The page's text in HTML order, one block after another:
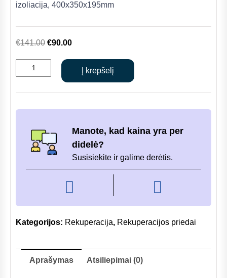
izoliacija, 400x350x195mm
€141.00 Original
was:
€141.00.
€90.00Current
produkto
kiekis:
8x75
Į krepšelį
Manote, kad kaina yra per
didelė?
Susisiekite ir galime derėtis.
Kategorijos: Rekuperacija, Rekuperacijos priedai
Aprašymas Atsiliepimai (0)